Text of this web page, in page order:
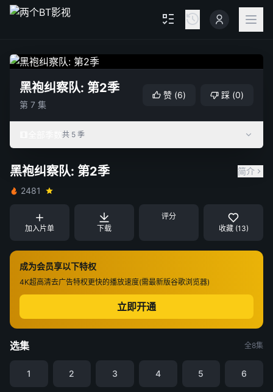
黑袍纠察队: 第2季
第 7 集
赞 (6) 踩 (0)
共 5 季
黑袍纠察队: 第2季
简介
2481
加入片单 下载
评分
收藏 (13)
成为会员享以下特权
4K超高清去广告特权更快的播放速度(需最新版谷歌浏览器)
立即开通
选集 全8集
1 2 3 4 5 6